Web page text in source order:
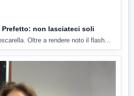
Prefetto: non lasciateci soli
Oltre a rendere noto il flash...